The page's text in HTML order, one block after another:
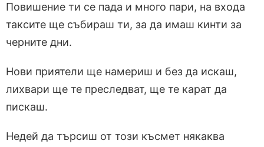
Повишение ти се пада и много пари, на входа
таксите ще събираш ти, за да имаш кинти за
черните дни.
Нови приятели ще намериш и без да искаш,
лихвари ще те преследват, ще те карат да
пискаш.
Недей да търсиш от този късмет някаква